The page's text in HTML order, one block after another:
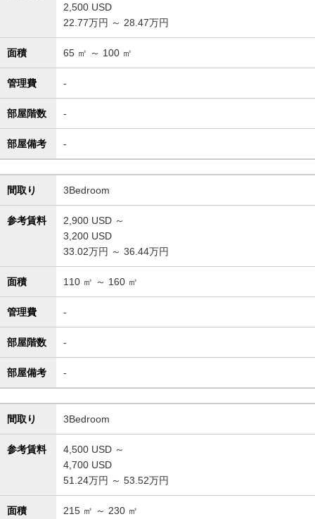
2,500 USD
22.77万円 ～ 28.47万円
面積 65 ㎡ ～ 100 ㎡
管理費 -
部屋階数 -
部屋備考 -
間取り 3Bedroom
参考賃料 2,900 USD ～
3,200 USD
33.02万円 ～ 36.44万円
面積 110 ㎡ ～ 160 ㎡
管理費 -
部屋階数 -
部屋備考 -
間取り 3Bedroom
参考賃料 4,500 USD ～
4,700 USD
51.24万円 ～ 53.52万円
面積 215 ㎡ ～ 230 ㎡